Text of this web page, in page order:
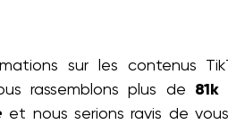
sur les contenus
rassemblons plus de 81k
et nous serions ravis de